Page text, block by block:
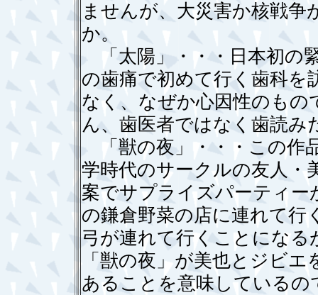
ませんが、大災害か核戦
か。
「太陽」・・・日本初の
の歯痛で初めて行く歯科を
なく、なぜか心因性のも
ん、歯医者ではなく歯読み
「獣の夜」・・・この作
学時代のサークルの友人・
案でサプライズパーティー
の鎌倉野菜の店に連れて行
弓が連れて行くことにな
「獣の夜」が美也とジビ
あることを意味しているの